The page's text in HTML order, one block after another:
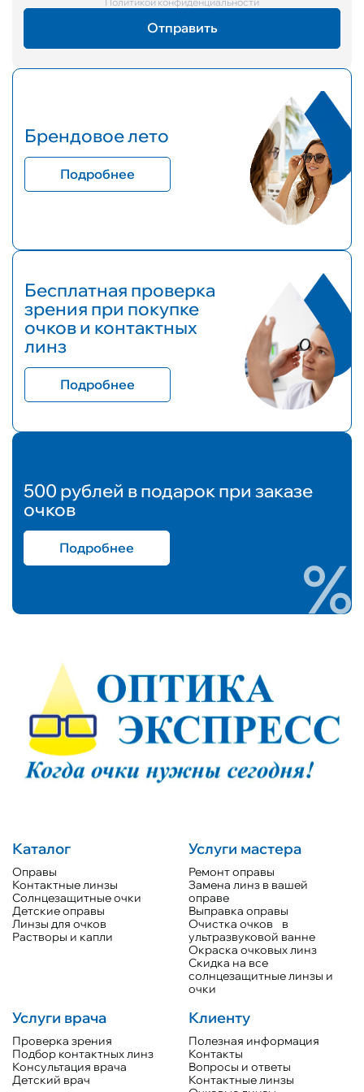
Брендовое лето
Подробнее
Бесплатная проверка
зрения при покупке
очков и контактных
линз
Подробнее
500 рублей в подарок при заказе
очков
Подробнее
Каталог
Оправы
Контактные линзы
Солнцезащитные очки
Детские оправы
Линзы для очков
Растворы и капли
Услуги мастера
Ремонт оправы
Замена линз в вашей
оправе
Выправка оправы
Очистка очков в
ультразвуковой ванне
Окраска очковых линз
Скидка на все
солнцезащитные линзы и
очки
Услуги врача
Проверка зрения
Подбор контактных линз
Консультация врача
Детский врач
Клиенту
Полезная информация
Контакты
Вопросы и ответы
Контактные линзы